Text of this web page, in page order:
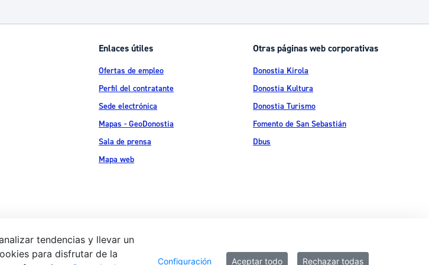
Ayuda a la tramitación
Enlaces útiles
Ofertas de empleo
Perfil del contratante
Sede electrónica
Mapas - GeoDonostia
Sala de prensa
Mapa web
Otras páginas web corporativas
Donostia Kirola
Donostia Kultura
Donostia Turismo
Fomento de San Sebastián
Dbus
Aviso legal Política de privacidad Política de cookies Declaración de accesibilidad
tendencias y llevar un
para disfrutar de la
Configuración Aceptar todo Rechazar todas